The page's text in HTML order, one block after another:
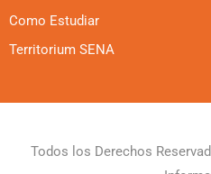
Como Estudiar
Territorium SENA
Todos los Derechos